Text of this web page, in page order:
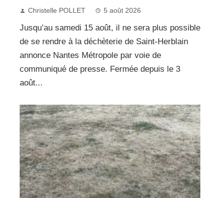
Christelle POLLET 5 août 2026
Jusqu’au samedi 15 août, il ne sera plus possible
de se rendre à la déchèterie de Saint-Herblain
annonce Nantes Métropole par voie de
communiqué de presse. Fermée depuis le 3
août...